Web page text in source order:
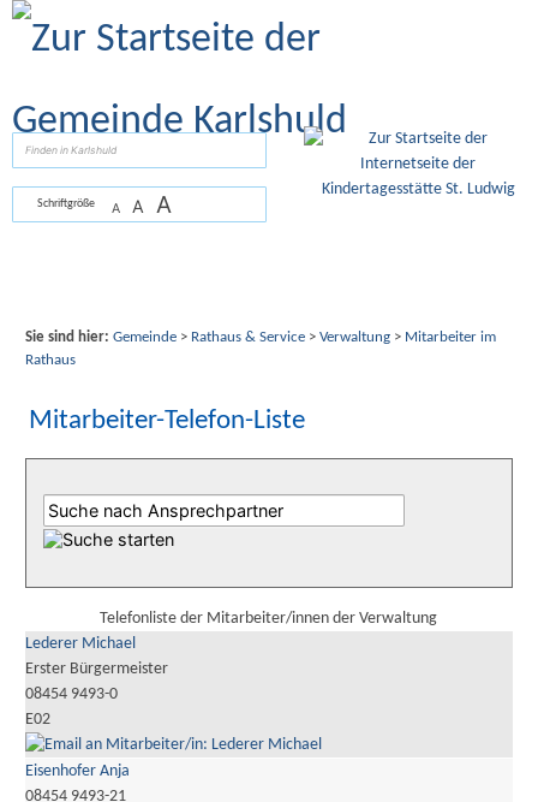
Zum Inhalt
Schriftgröße A A A
Sie sind hier: Gemeinde> Rathaus & Service> Verwaltung> Mitarbeiter im
Rathaus
Mitarbeiter-Telefon-Liste
Telefonliste der Mitarbeiter/innen der Verwaltung
Lederer Michael
Erster Bürgermeister
08454 9493-0
E02
Eisenhofer Anja
08454 9493-21